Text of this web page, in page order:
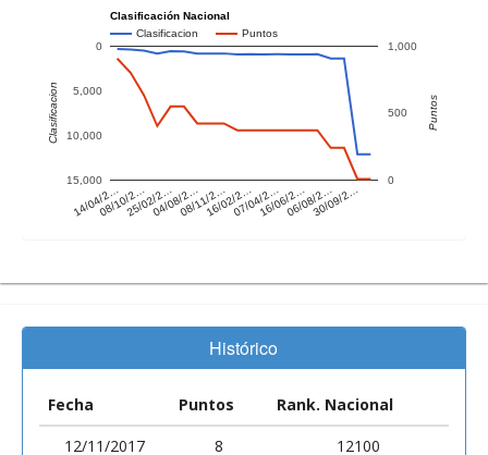
Clasificación Nacional
Clasificacion
Puntos
14/04/2…08/10/2…25/02/2…04/08/2…08/11/2…16/02/2…07/04/2…16/06/2…06/08/2…30/09/2…
0
5,000
10,000
15,000 0
500
1,000
Clasificacion Puntos
Histórico
Fecha Puntos
Rank. Nacional
12/11/2017
8
12100